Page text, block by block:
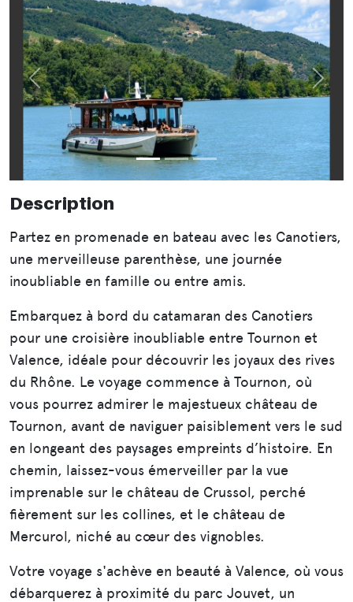
Précédent
Description
Partez en promenade en bateau avec les Canotiers,
une merveilleuse parenthèse, une journée
inoubliable en famille ou entre amis.
Embarquez à bord du catamaran des Canotiers
pour une croisière inoubliable entre Tournon et
Valence, idéale pour découvrir les joyaux des rives
du Rhône. Le voyage commence à Tournon, où
vous pourrez admirer le majestueux château de
Tournon, avant de naviguer paisiblement vers le sud
en longeant des paysages empreints d’histoire. En
chemin, laissez-vous émerveiller par la vue
imprenable sur le château de Crussol, perché
fièrement sur les collines, et le château de
Mercurol, niché au cœur des vignobles.
Votre voyage s'achève en beauté à Valence, où vous
débarquerez à proximité du parc Jouvet, un